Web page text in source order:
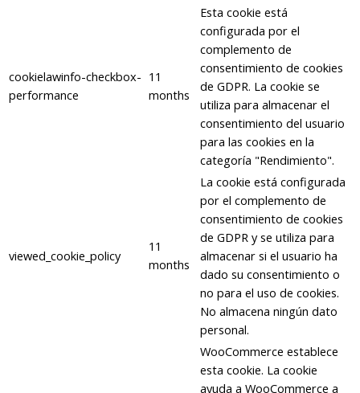
cookielawinfo-checkbox-
performance
11
months
Esta cookie está
configurada por el
complemento de
consentimiento de cookies
de GDPR. La cookie se
utiliza para almacenar el
consentimiento del usuario
para las cookies en la
categoría "Rendimiento".
viewed_cookie_policy
11
months
La cookie está configurada
por el complemento de
consentimiento de cookies
de GDPR y se utiliza para
almacenar si el usuario ha
dado su consentimiento o
no para el uso de cookies.
No almacena ningún dato
personal.
WooCommerce establece
esta cookie. La cookie
ayuda a WooCommerce a